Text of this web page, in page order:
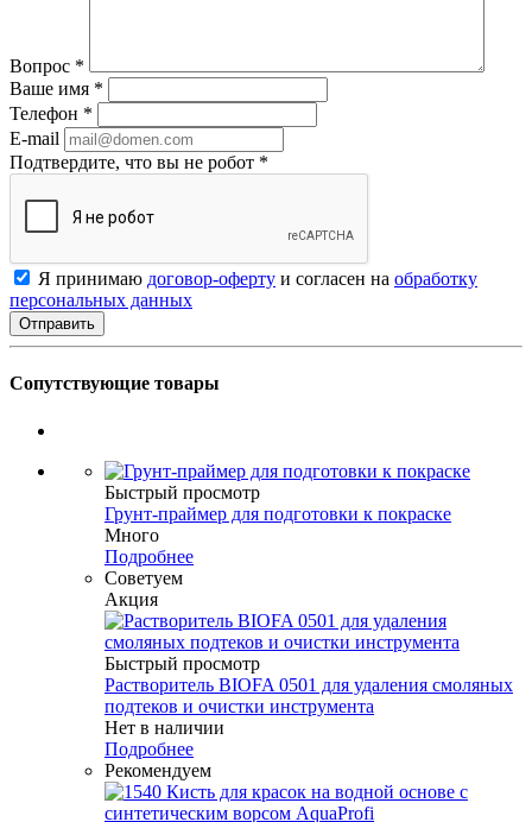
Вопрос *
Ваше имя *
Телефон *
E-mail
Подтвердите, что вы не робот *
Я принимаю договор-оферту и согласен на обработку
персональных данных
Сопутствующие товары
Быстрый просмотр
Грунт-праймер для подготовки к покраске
Много
Подробнее
Советуем
Акция
Быстрый просмотр
Растворитель BIOFA 0501 для удаления смоляных
подтеков и очистки инструмента
Нет в наличии
Подробнее
Рекомендуем